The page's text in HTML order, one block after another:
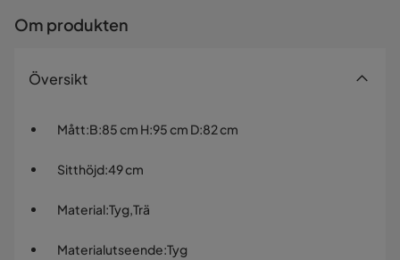
Om produkten
Översikt
Mått:B:85 cm H:95 cm D:82 cm
Sitthöjd:49 cm
Material:Tyg,Trä
Materialutseende:Tyg